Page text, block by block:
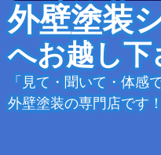
外壁塗装
へお越し下
「見て・聞いて・体感
外壁塗装の専門店です！